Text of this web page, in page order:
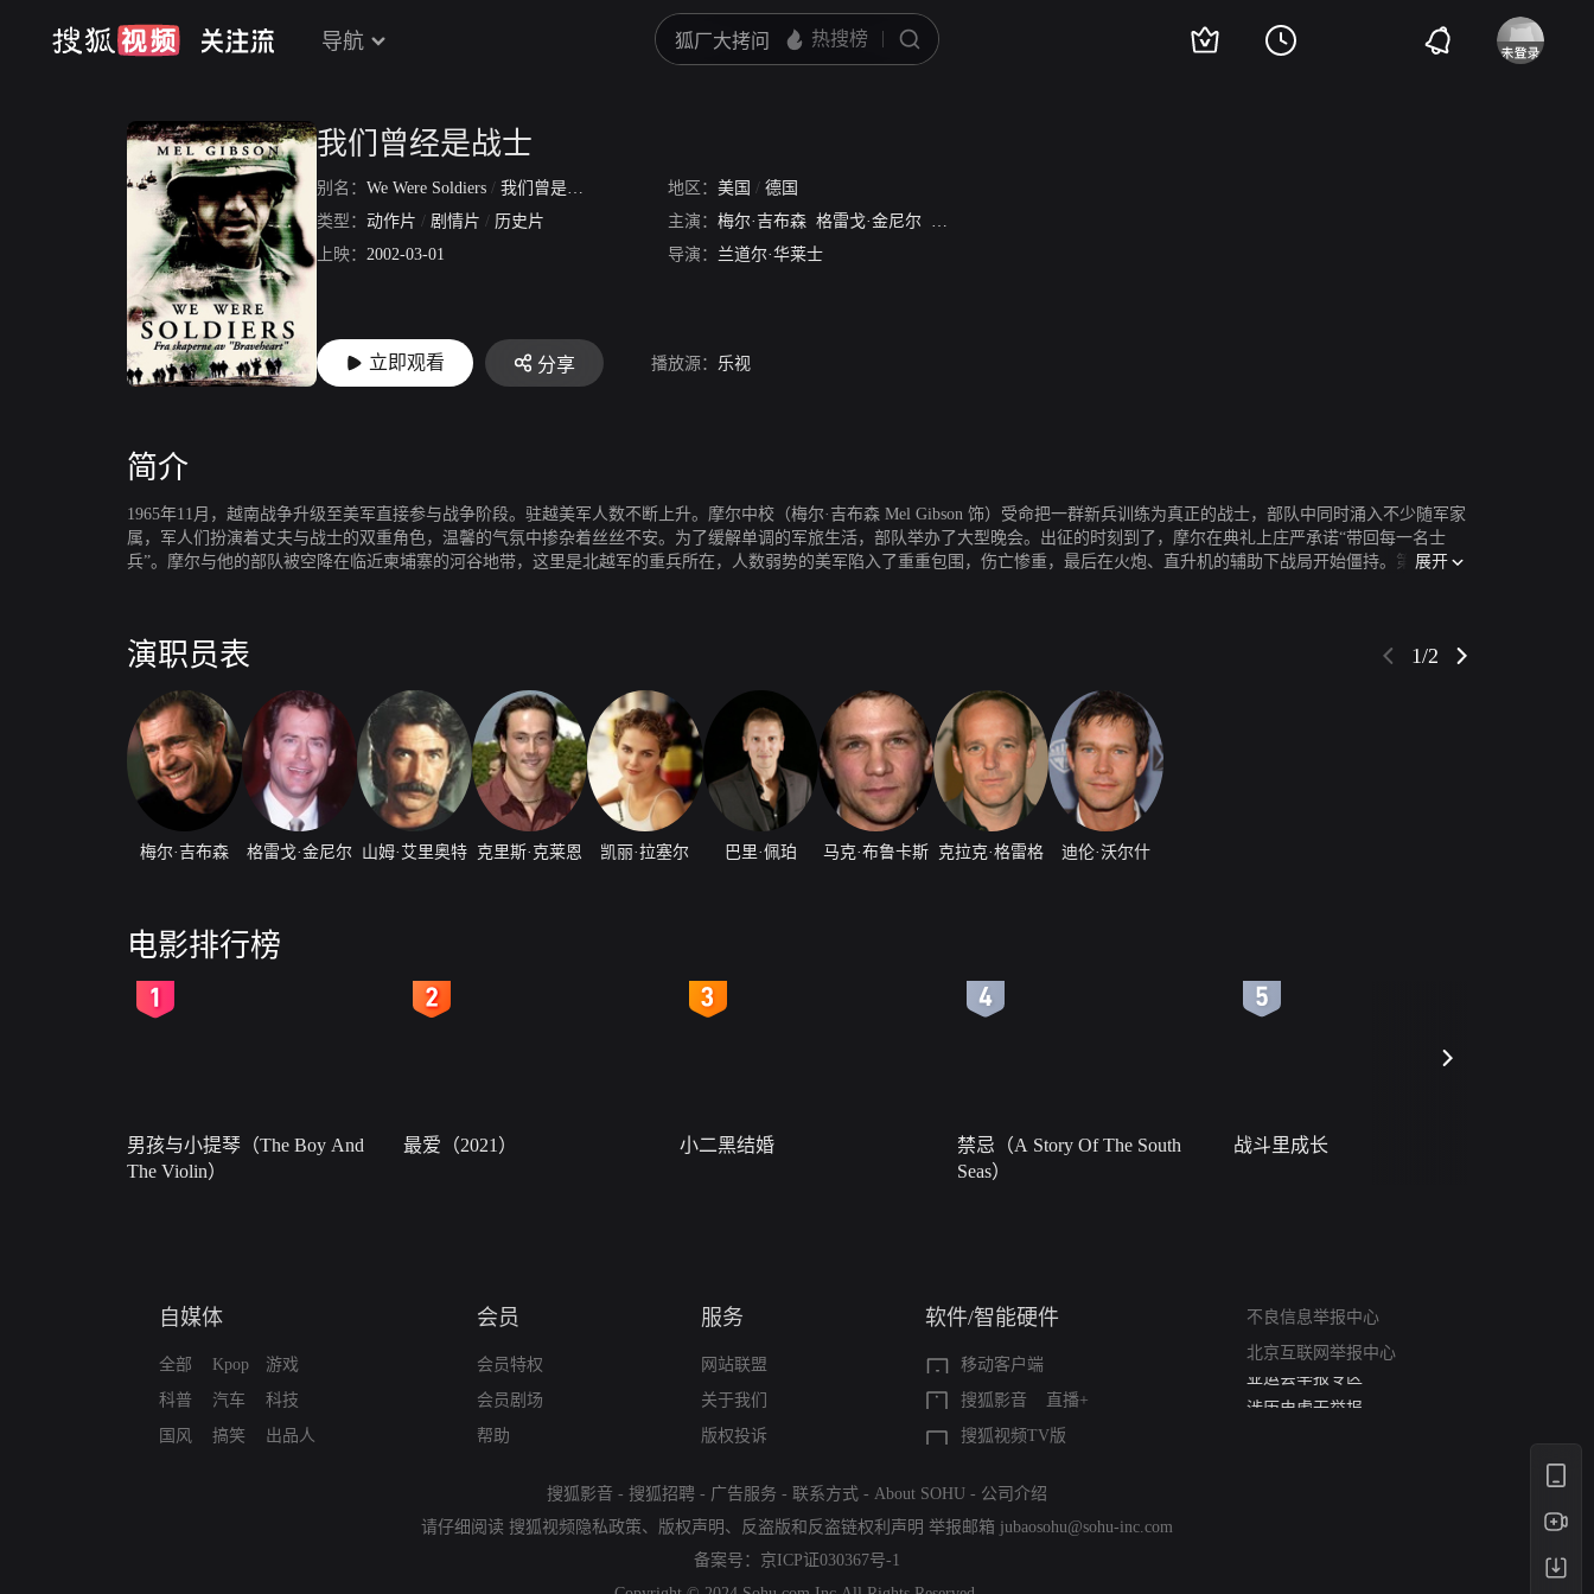
导航
我们曾经是战士
别名： We Were Soldiers / 我们曾是战士 勇士们/军天壮志 /梅尔吉勃逊─勇士们
地区： 美国 / 德国
类型： 动作片 / 剧情片 / 历史片 主演： 梅尔·吉布森 格雷戈·金尼尔 山姆·艾里奥特
上映： 2002-03-01 导演： 兰道尔·华莱士
立即观看 分享 播放源： 乐视
简介
1965年11月，越南战争升级至美军直接参与战争阶段。驻越美军人数不断上升。摩尔中校（梅尔·吉布森 Mel Gibson 饰）受命把一群新兵训练为真正的战士，部队中同时涌入不少随军家
属，军人们扮演着丈夫与战士的双重角色，温馨的气氛中掺杂着丝丝不安。为了缓解单调的军旅生活，部队举办了大型晚会。出征的时刻到了，摩尔在典礼上庄严承诺“带回每一名士
兵”。摩尔与他的部队被空降在临近柬埔寨的河谷地带，这里是北越军的重兵所在，人数弱势的美军陷入了重重包围，伤亡惨重，最后在火炮、直升机的辅助下战局开始僵持。第二天，
展开
演职员表 1/2
梅尔·吉布森 格雷戈·金尼尔 山姆·艾里奥特 克里斯·克莱恩 凯丽·拉塞尔 巴里·佩珀 马克·布鲁卡斯 克拉克·格雷格 迪伦·沃尔什
电影排行榜
男孩与小提琴（The Boy And
The Violin）
最爱（2021） 小二黑结婚
禁忌（A Story Of The South
Seas）
战斗里成长
自媒体
全部
科普
国风
Kpop
汽车
搞笑
游戏
科技
出品人
会员
会员特权
会员剧场
帮助
服务
网站联盟
关于我们
版权投诉
软件/智能硬件
移动客户端
搜狐影音
直播+
搜狐视频TV版
不良信息举报中心
北京互联网举报中心
亚运会举报专区
搜狐影音 - 搜狐招聘 - 广告服务 - 联系方式 - About SOHU - 公司介绍
请仔细阅读 搜狐视频隐私政策、 版权声明 、 反盗版和反盗链权利声明 举报邮箱 jubaosohu@sohu-inc.com
备案号： 京ICP证030367号-1